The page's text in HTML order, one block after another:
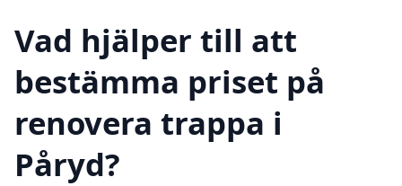
Vad hjälper till att
bestämma priset på
renovera trappa i
Påryd?